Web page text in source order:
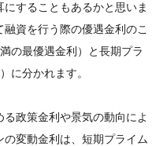
にすることもあるかと思いま
資を行う際の優遇金利のこ
の最優遇金利）と長期プラ
に分かれます。
政策金利や景気の動向によ
変動金利は、短期プライム